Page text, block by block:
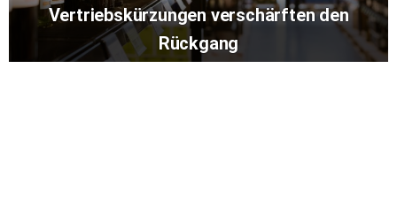
Vertriebskürzungen verschärften den
Rückgang